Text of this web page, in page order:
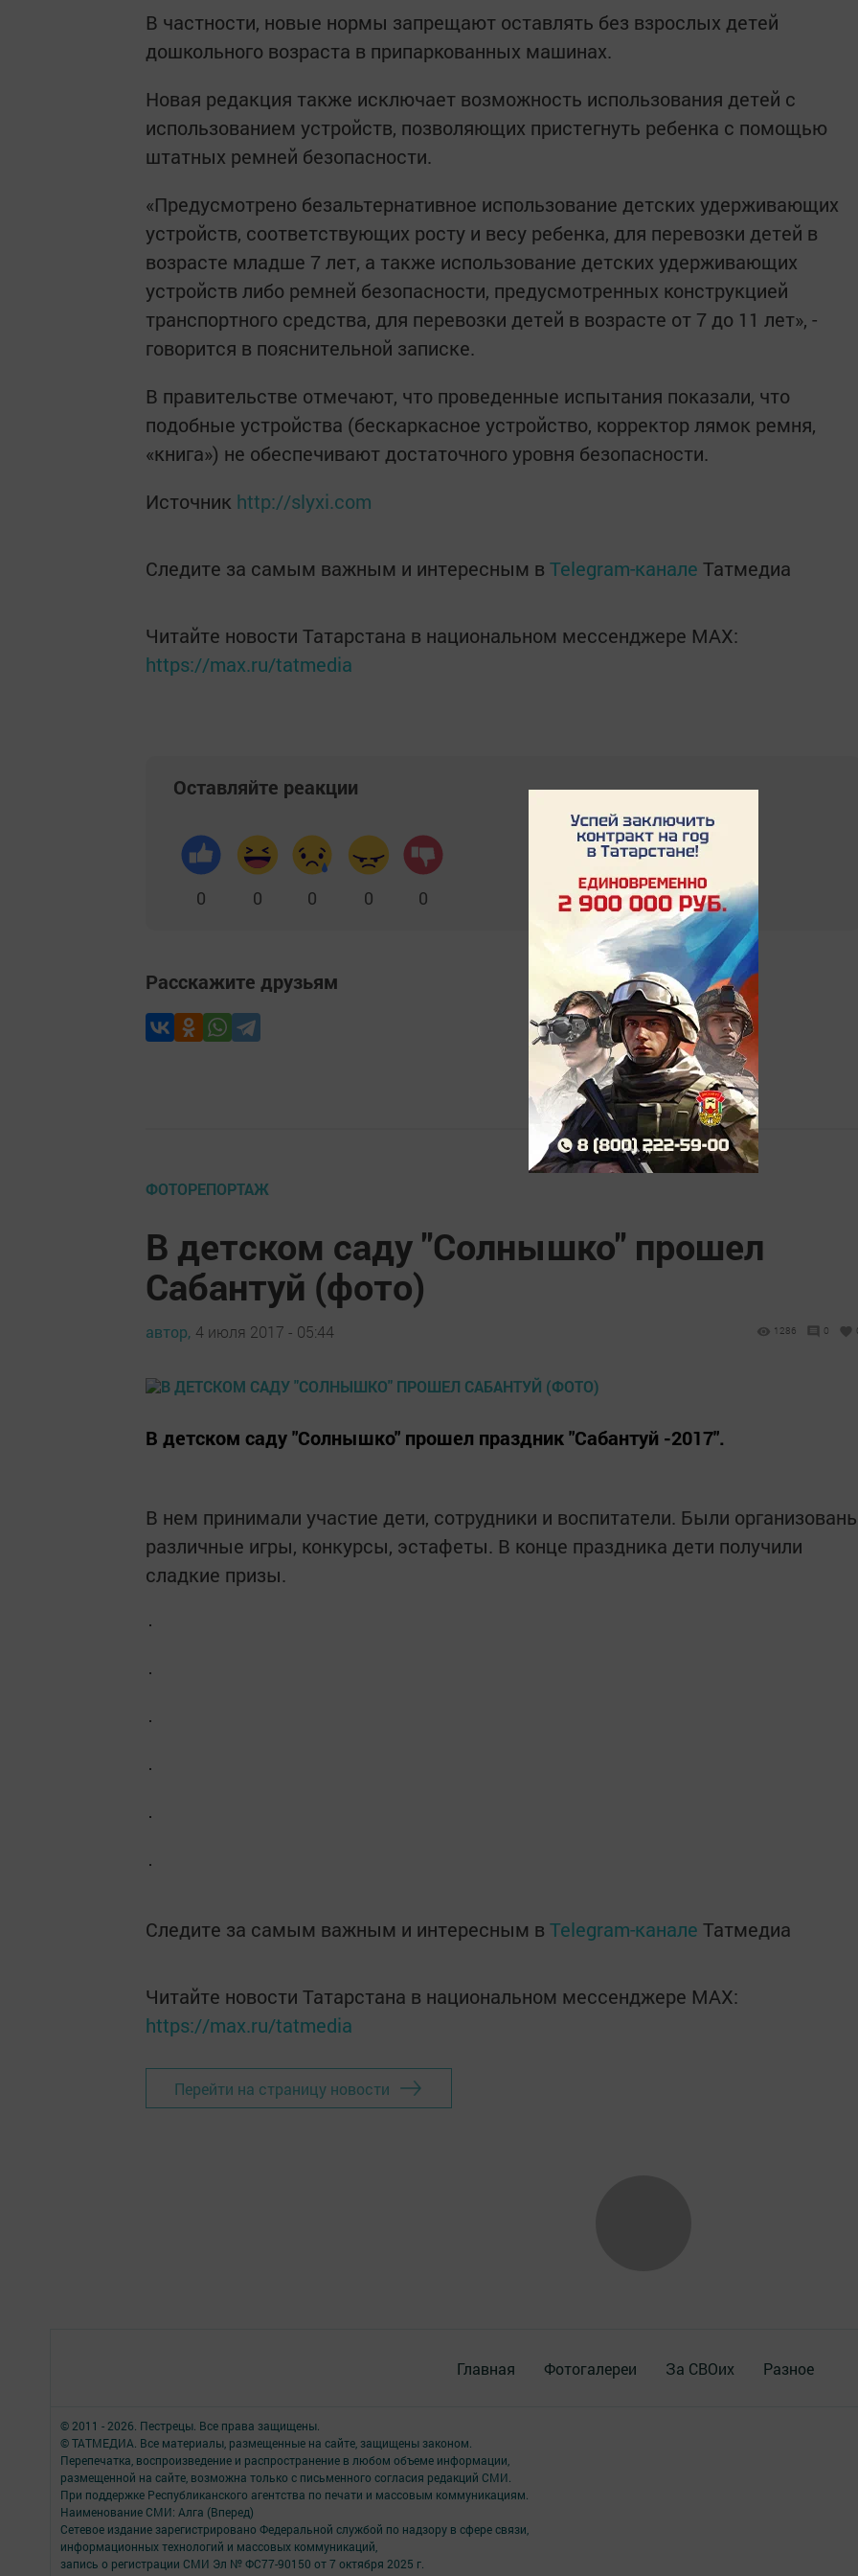
В частности, новые нормы запрещают оставлять без взрослых детей
дошкольного возраста в припаркованных машинах.
Новая редакция также исключает возможность использования детей с
использованием устройств, позволяющих пристегнуть ребенка с помощью
штатных ремней безопасности.
«Предусмотрено безальтернативное использование детских удерживающих
устройств, соответствующих росту и весу ребенка, для перевозки детей в
возрасте младше 7 лет, а также использование детских удерживающих
устройств либо ремней безопасности, предусмотренных конструкцией
транспортного средства, для перевозки детей в возрасте от 7 до 11 лет», -
говорится в пояснительной записке.
В правительстве отмечают, что проведенные испытания показали, что
подобные устройства (бескаркасное устройство, корректор лямок ремня,
«книга») не обеспечивают достаточного уровня безопасности.
Источник http://slyxi.com
Следите за самым важным и интересным в Telegram-канале Татмедиа
Читайте новости Татарстана в национальном мессенджере MАХ:
https://max.ru/tatmedia
Оставляйте реакции
0 0 0 0 0
Расскажите друзьям
ФОТОРЕПОРТАЖ
В детском саду "Солнышко" прошел
Сабантуй (фото)
автор, 4 июля 2017 - 05:44 1286 0
В детском саду "Солнышко" прошел праздник "Сабантуй -2017".
В нем принимали участие дети, сотрудники и воспитатели. Были
различные игры, конкурсы, эстафеты. В конце праздника дети получили
сладкие призы.
Следите за самым важным и интересным в Telegram-канале Татмедиа
Читайте новости Татарстана в национальном мессенджере MАХ:
https://max.ru/tatmedia
Перейти на страницу новости
Главная Фотогалереи За СВОих Разное
© 2011 - 2026. Пестрецы. Все права защищены.
© ТАТМЕДИА. Все материалы, размещенные на сайте, защищены законом.
Перепечатка, воспроизведение и распространение в любом объеме информации,
размещенной на сайте, возможна только с письменного согласия редакций СМИ.
При поддержке Республиканского агентства по печати и массовым коммуникациям.
Наименование СМИ: Алга (Вперед)
Сетевое издание зарегистрировано Федеральной службой по надзору в сфере связи,
информационных технологий и массовых коммуникаций,
запись о регистрации СМИ Эл № ФС77-90150 от 7 октября 2025 г.